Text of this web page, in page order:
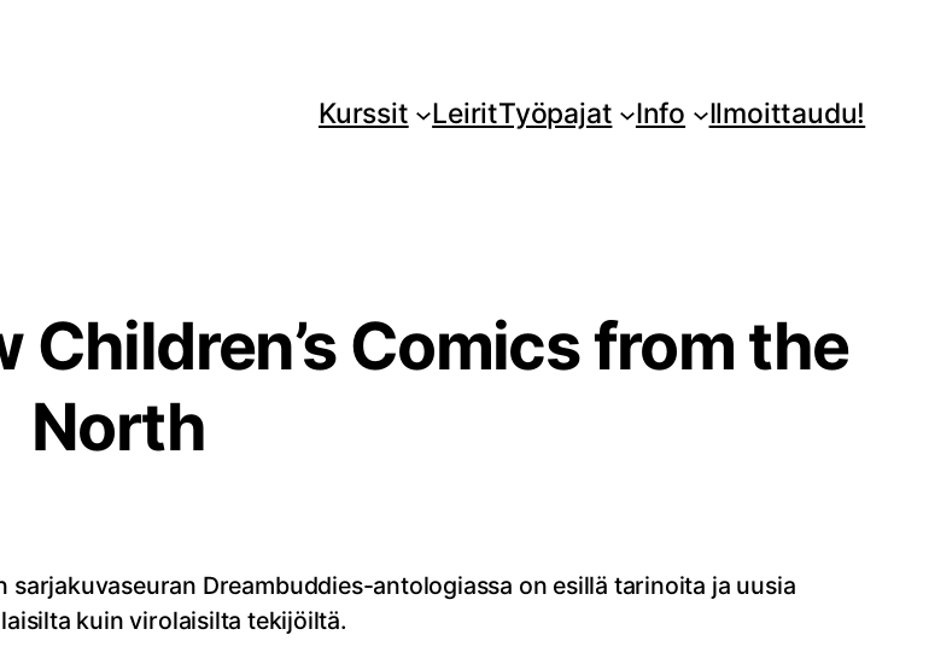
Kurssit LeiritTyöpajat Info Ilmoittaudu!
Children’s Comics from the
North
Dreambuddies-antologiassa on esillä tarinoita ja uusia
kuin virolaisilta tekijöiltä.